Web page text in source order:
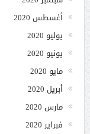
أغسطس 2020
يوليو 2020
يونيو 2020
مايو 2020
أبريل 2020
مارس 2020
فبراير 2020